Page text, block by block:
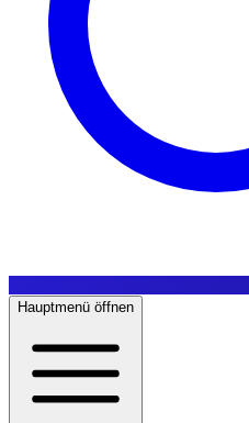
Hauptmenü öffnen